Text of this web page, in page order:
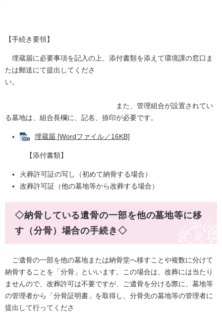
【手続き要領】
埋蔵届に必要事項を記入の上、添付書類を添えて環境課の窓口ま
たは郵送にて提出してくださ
い。
また、管理組合が設置されてい
る墓地は、組合長欄に、記名、捺印が必要です。
埋蔵届 [Wordファイル／16KB]
【添付書類】
火葬許可証の写し（初めて納骨する場合）
改葬許可証（他の墓地等から改葬する場合）
◇納骨している遺骨の一部を他の墓地等に移
す（分骨）場合の手続き◇
ご遺骨の一部を他の墓地または納骨堂へ移すことや複数に分けて
納骨することを「分骨」といいます。この場合は、改葬には当たり
ませんので、改葬許可は不要ですが、ご遺骨を分ける際に、墓地等
の管理者から「分骨証明書」を取得し、分骨先の墓地等の管理者に
提出して行ってくださ